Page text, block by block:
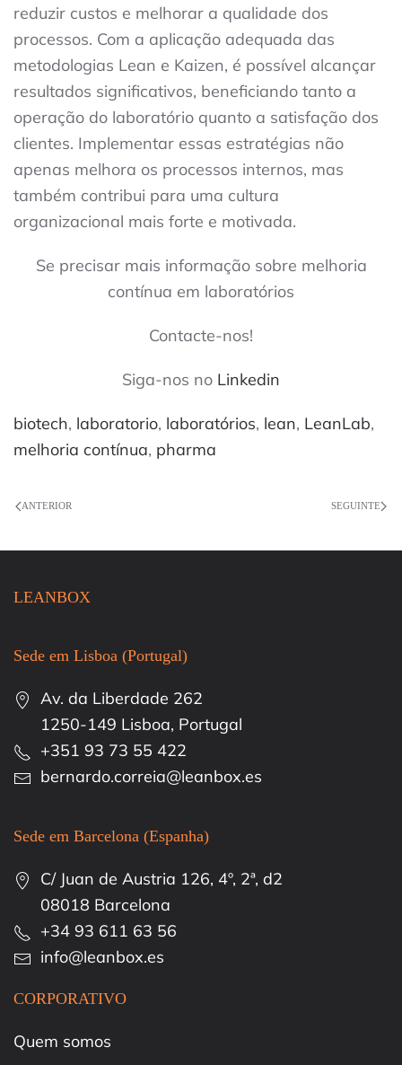
reduzir custos e melhorar a qualidade dos
processos. Com a aplicação adequada das
metodologias Lean e Kaizen, é possível alcançar
resultados significativos, beneficiando tanto a
operação do laboratório quanto a satisfação dos
clientes. Implementar essas estratégias não
apenas melhora os processos internos, mas
também contribui para uma cultura
organizacional mais forte e motivada.
Se precisar mais informação sobre melhoria
contínua em laboratórios
Contacte-nos!
Siga-nos no Linkedin
biotech, laboratorio, laboratórios, lean, LeanLab,
melhoria contínua, pharma
ANTERIOR SEGUINTE
LEANBOX
Sede em Lisboa (Portugal)
Av. da Liberdade 262
1250-149 Lisboa, Portugal
+351 93 73 55 422
bernardo.correia@leanbox.es
Sede em Barcelona (Espanha)
C/ Juan de Austria 126, 4º, 2ª, d2
08018 Barcelona
+34 93 611 63 56
info@leanbox.es
CORPORATIVO
Quem somos